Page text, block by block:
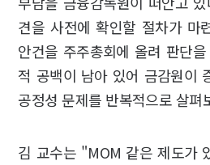
견을 사전에 확인할 절차가 마
안건을 주주총회에 올려 판단
적 공백이 남아 있어 금감원이
공정성 문제를 반복적으로 살펴
김 교수는 "MOM 같은 제도가